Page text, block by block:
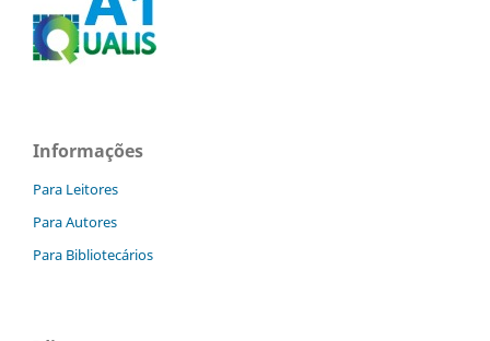
Informações
Para Leitores
Para Autores
Para Bibliotecários